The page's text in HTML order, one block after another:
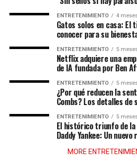
ENTRETENIMIENTO 4
Gatos solos en casa: El
conocer para su
ENTRETENIMIENTO 5
Netflix adquiere una
de IA fundada por Ben
ENTRETENIMIENTO 5
¿Por qué reducen la
Combs? Los detalles
ENTRETENIMIENTO 5
El histórico triunfo de
Daddy Yankee: Un
MORE